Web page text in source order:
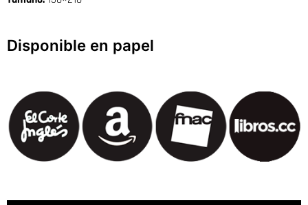
Disponible en papel